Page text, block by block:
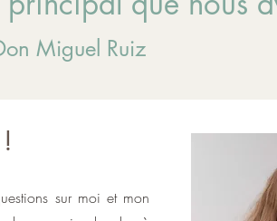
Miguel Ruiz
sur moi et mon